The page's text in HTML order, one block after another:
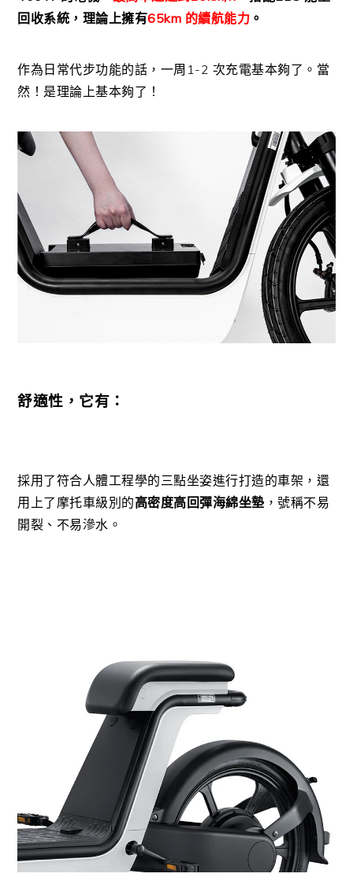
回收系統，理論上擁有65km 的續航能力 。
作為日常代步功能的話，一周1-2 次充電基本夠了。當
然！是理論上基本夠了！
舒適性，它有：
採用了符合人體工程學的三點坐姿進行打造的車架，還
用上了摩托車級別的高密度高回彈海綿坐墊，號稱不易
開裂、不易滲水。